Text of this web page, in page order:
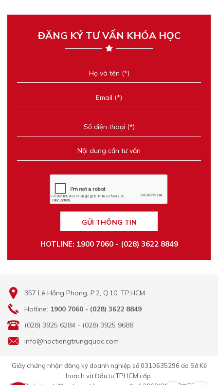
ĐĂNG KÝ TƯ VẤN KHÓA HỌC
GỬI THÔNG TIN
HOTLINE: 1900 7060 - (028) 3622 8849
357 Lê Hồng Phong, P.2, Q.10, TP.HCM
Hotline: 1900 7060 - (028) 3622 8849
(028) 3925 6284 - (028) 3925 9688
info@hoctiengtrungquoc.com
Giấy chứng nhận đăng ký doanh nghiệp số 0310635296 do Sở Kế
hoạch và Đầu tư TPHCM cấp.